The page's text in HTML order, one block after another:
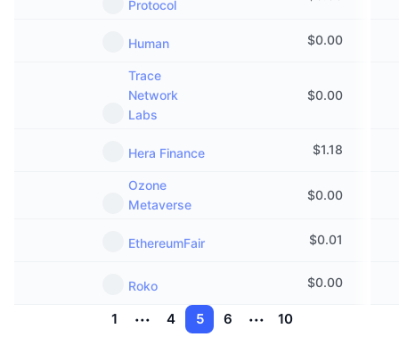
Protocol
Human $0.00
Trace
Network
Labs
$0.00
Hera Finance $1.18
Ozone
Metaverse
$0.00
EthereumFair $0.01
Roko $0.00
1 4 5 6 10